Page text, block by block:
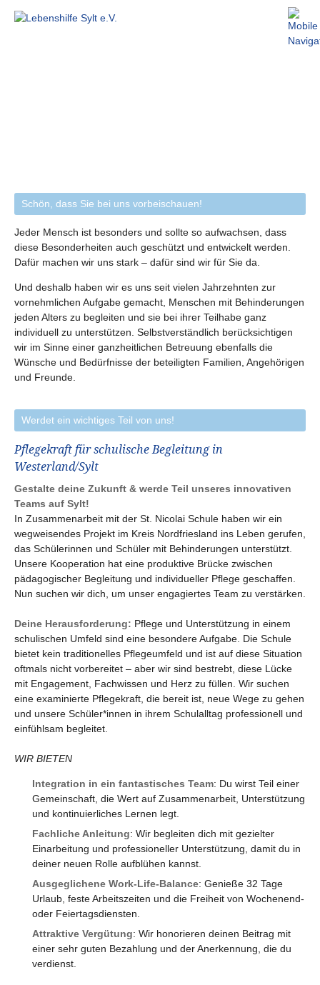
Schön, dass Sie bei uns vorbeischauen!
Jeder Mensch ist besonders und sollte so aufwachsen, dass
diese Besonderheiten auch geschützt und entwickelt werden.
Dafür machen wir uns stark – dafür sind wir für Sie da.
Und deshalb haben wir es uns seit vielen Jahrzehnten zur
vornehmlichen Aufgabe gemacht, Menschen mit Behinderungen
jeden Alters zu begleiten und sie bei ihrer Teilhabe ganz
individuell zu unterstützen. Selbstverständlich berücksichtigen
wir im Sinne einer ganzheitlichen Betreuung ebenfalls die
Wünsche und Bedürfnisse der beteiligten Familien, Angehörigen
und Freunde.
Werdet ein wichtiges Teil von uns!
Pflegekraft für schulische Begleitung in
Westerland/Sylt
Gestalte deine Zukunft & werde Teil unseres innovativen
Teams auf Sylt!
In Zusammenarbeit mit der St. Nicolai Schule haben wir ein
wegweisendes Projekt im Kreis Nordfriesland ins Leben gerufen,
das Schülerinnen und Schüler mit Behinderungen unterstützt.
Unsere Kooperation hat eine produktive Brücke zwischen
pädagogischer Begleitung und individueller Pflege geschaffen.
Nun suchen wir dich, um unser engagiertes Team zu verstärken.
Deine Herausforderung: Pflege und Unterstützung in einem
schulischen Umfeld sind eine besondere Aufgabe. Die Schule
bietet kein traditionelles Pflegeumfeld und ist auf diese Situation
oftmals nicht vorbereitet – aber wir sind bestrebt, diese Lücke
mit Engagement, Fachwissen und Herz zu füllen. Wir suchen
eine examinierte Pflegekraft, die bereit ist, neue Wege zu gehen
und unsere Schüler*innen in ihrem Schulalltag professionell und
einfühlsam begleitet.
WIR BIETEN
Integration in ein fantastisches Team: Du wirst Teil einer
Gemeinschaft, die Wert auf Zusammenarbeit, Unterstützung
und kontinuierliches Lernen legt.
Fachliche Anleitung: Wir begleiten dich mit gezielter
Einarbeitung und professioneller Unterstützung, damit du in
deiner neuen Rolle aufblühen kannst.
Ausgeglichene Work-Life-Balance: Genieße 32 Tage
Urlaub, feste Arbeitszeiten und die Freiheit von Wochenend-
oder Feiertagsdiensten.
Attraktive Vergütung: Wir honorieren deinen Beitrag mit
einer sehr guten Bezahlung und der Anerkennung, die du
verdienst.